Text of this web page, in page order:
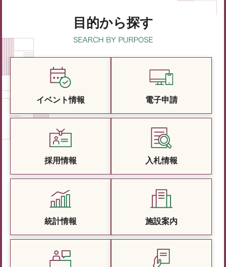
目的から探す
イベント情報 電子申請
採用情報 入札情報
統計情報 施設案内